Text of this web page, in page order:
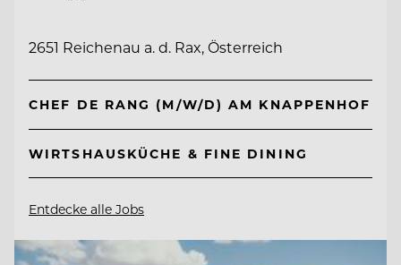
2651 Reichenau a. d. Rax, Österreich
CHEF DE RANG (M/W/D) AM KNAPPENHOF
WIRTSHAUSKÜCHE & FINE DINING
Entdecke alle Jobs